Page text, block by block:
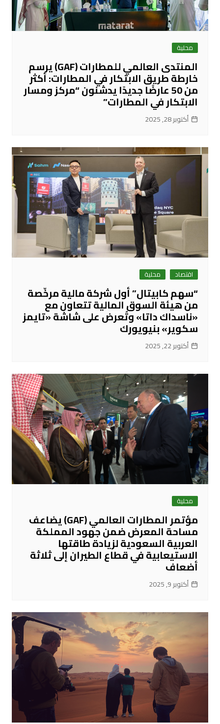
محلية
المنتدى العالمي للمطارات (GAF) يرسم
خارطة طريق الابتكار في المطارات: أكثر
من 50 عارضًا جديدًا يدشنون “مركز ومسار
الابتكار في المطارات”
أكتوبر 28, 2025
اقتصاد محلية
“سهم كابيتال” أول شركة مالية مرخّصة
من هيئة السوق المالية تتعاون مع
«ناسداك داتا» وتُعرض على شاشة «تايمز
سكوير» بنيويورك
أكتوبر 22, 2025
محلية
مؤتمر المطارات العالمي (GAF) يضاعف
مساحة المعرض ضمن جهود المملكة
العربية السعودية لزيادة طاقتها
الاستيعابية في قطاع الطيران إلى ثلاثة
أضعاف
أكتوبر 9, 2025